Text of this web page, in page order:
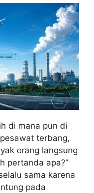
di mana pun di
terbang,
orang langsung
pertanda apa?”
sama karena
pada